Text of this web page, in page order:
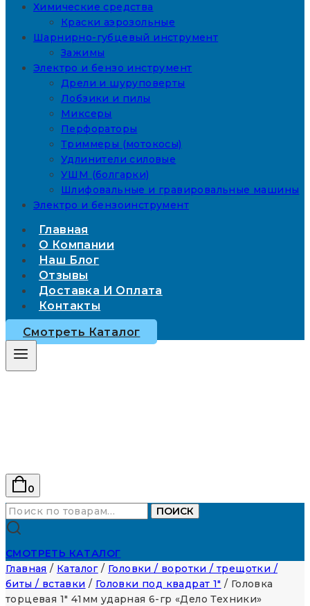
Химические средства
Краски аэрозольные
Шарнирно-губцевый инструмент
Зажимы
Электро и бензо инструмент
Дрели и шуруповерты
Лобзики и пилы
Миксеры
Перфораторы
Триммеры (мотокосы)
Удлинители силовые
УШМ (болгарки)
Шлифовальные и гравировальные машины
Электро и бензоинструмент
Главная
О Компании
Наш Блог
Отзывы
Доставка И Оплата
Контакты
Смотреть Каталог
0
Искать:
ПОИСК
СМОТРЕТЬ КАТАЛОГ
Главная / Каталог / Головки / воротки / трещотки /
биты / вставки / Головки под квадрат 1" / Головка
торцевая 1″ 41мм ударная 6-гр «Дело Техники»